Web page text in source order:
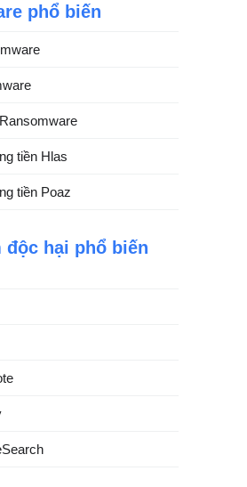
phổ biến
tiền Hlas
tiền Poaz
độc hại phổ biến